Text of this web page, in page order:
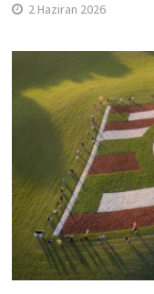
2 Haziran 2026